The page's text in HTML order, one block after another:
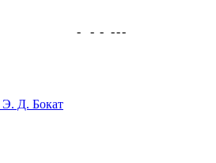
Э. Д. Бокат
- - - ---